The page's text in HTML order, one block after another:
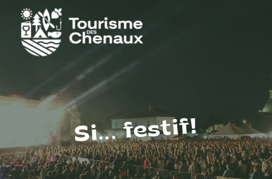
Si... festif!